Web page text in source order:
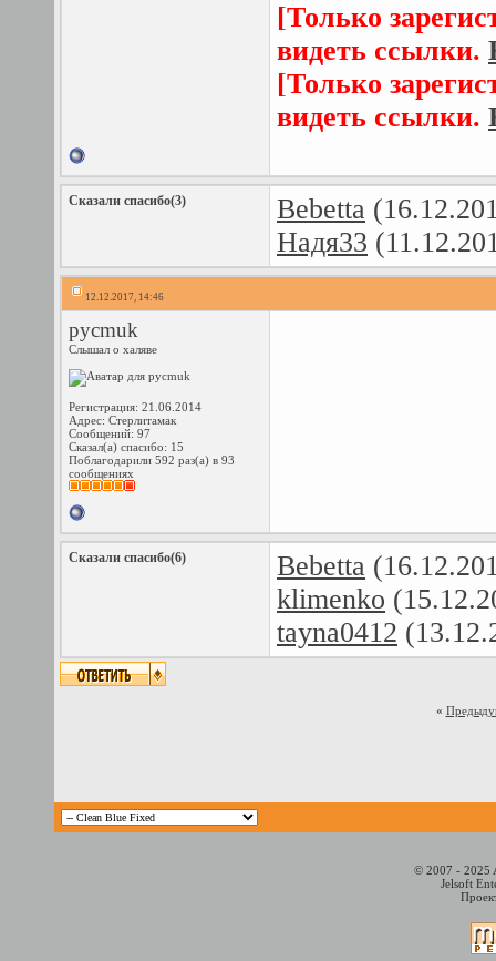
[Только
видеть ссылки.
[Только
видеть ссылки.
Сказали спасибо(3) Bebetta
Надя33
12.12.2017, 14:46
pycmuk
Слышал о халяве
Регистрация: 21.06.2014
Адрес: Стерлитамак
Сообщений: 97
Сказал(а) спасибо: 15
Поблагодарили 592 раз(а) в 93
сообщениях
Сказали спасибо(6) Bebetta
klimenko
tayna0412
«
© 2007 - 2025
Jelsoft